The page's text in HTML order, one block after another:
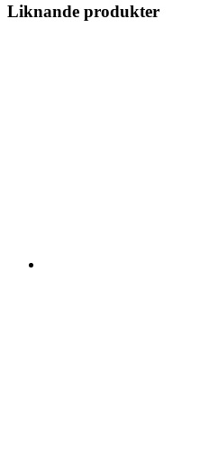
Liknande produkter